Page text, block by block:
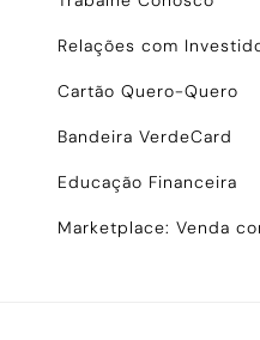
Relações com
Cartão Quero-Quero
Bandeira VerdeCard
Educação Financeira
Marketplace: Venda